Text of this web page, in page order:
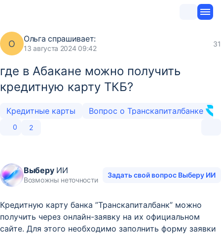
О Ольга спрашивает:
13 августа 2024 09:42
31
где в Абакане можно получить
кредитную карту ТКБ?
Кредитные карты Вопрос о Транскапиталбанке
0 2
ВыберуИИ
Возможны неточности
Задать свой вопрос Выберу ИИ
Кредитную карту банка ”Транскапиталбанк” можно
получить через онлайн-заявку на их официальном
сайте. Для этого необходимо заполнить форму заявки